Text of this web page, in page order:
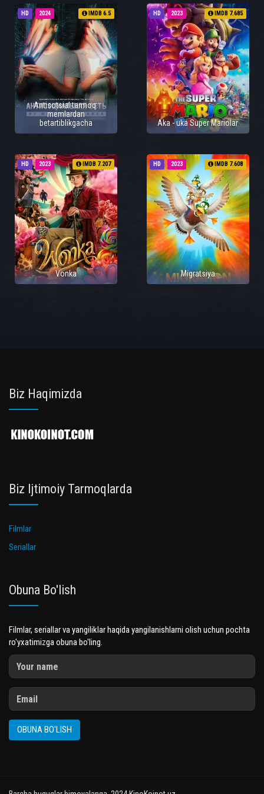
HD 2024 IMDB 6.5
Antisotsial tarmoq:
memlardan
betartiblikgacha
HD 2023 IMDB 7.685
Aka - uka Super Mariolar
HD 2023 IMDB 7.207
Vonka
HD 2023 IMDB 7.608
Migratsiya
Biz Haqimizda
Biz Ijtimoiy Tarmoqlarda
Filmlar
Seriallar
Obuna Bo'lish
Filmlar, seriallar va yangiliklar haqida yangilanishlarni olish uchun pochta
ro'yxatimizga obuna bo'ling.
OBUNA BO'LISH